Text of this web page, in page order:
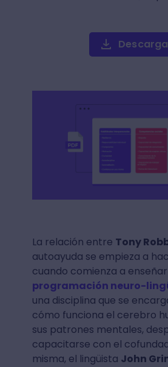
La relación entre Tony
autoayuda se empieza a
cuando comienza a
programación neuro-
una disciplina que se
cómo funciona el cerebro
sus patrones mentales,
capacitarse con el
misma, el lingüista John